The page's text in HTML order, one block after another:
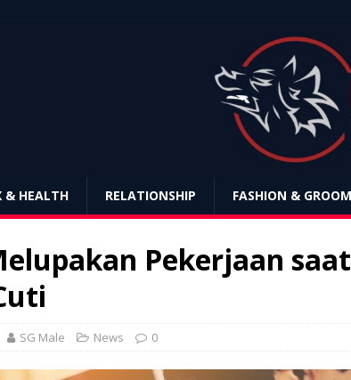
& HEALTH RELATIONSHIP FASHION &
Pekerjaan
SG Male News 0